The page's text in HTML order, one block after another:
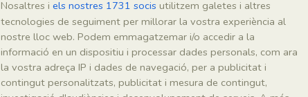
IEI-2952
Taxonomia
Regne
Nosaltres i els nostres 1731 socis utilitzem galetes i altres
tecnologies de seguiment per millorar la vostra experiència al
nostre lloc web. Podem emmagatzemar i/o accedir a la
informació en un dispositiu i processar dades personals, com ara
la vostra adreça IP i dades de navegació, per a publicitat i
contingut personalitzats, publicitat i mesura de contingut,